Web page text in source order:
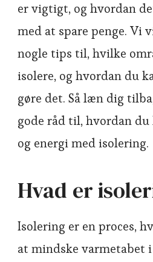
er vigtigt, og hvordan
med at spare penge. Vi
nogle tips til, hvilke
isolere, og hvordan du
gøre det. Så læn dig
gode råd til, hvordan du
og energi med isolering.
Hvad er
Isolering er en proces,
at mindske varmetabet